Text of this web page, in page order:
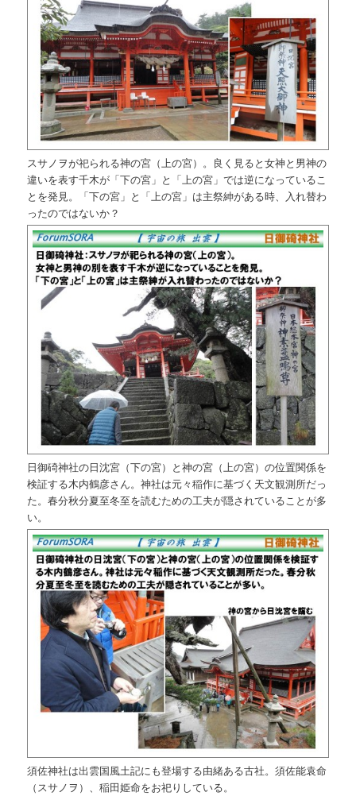
スサノヲが祀られる神の宮（上の宮）。良く見ると女神と男神の
違いを表す千木が「下の宮」と「上の宮」では逆になっているこ
とを発見。「下の宮」と「上の宮」は主祭紳がある時、入れ替わ
ったのではないか？
日御碕神社の日沈宮（下の宮）と神の宮（上の宮）の位置関係を
検証する木内鶴彦さん。神社は元々稲作に基づく天文観測所だっ
た。春分秋分夏至冬至を読むための工夫が隠されていることが多
い。
須佐神社は出雲国風土記にも登場する由緒ある古社。須佐能袁命
（スサノヲ）、稲田姫命をお祀りしている。